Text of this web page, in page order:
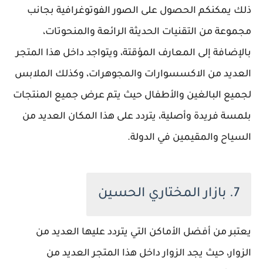
ذلك يمكنكم الحصول على الصور الفوتوغرافية بجانب
مجموعة من التقنيات الحديثة الرائعة والمنحوتات،
بالإضافة إلى المعارف المؤقتة، ويتواجد داخل هذا المتجر
العديد من الاكسسوارات والمجوهرات، وكذلك الملابس
لجميع البالغين والأطفال حيث يتم عرض جميع المنتجات
بلمسة فريدة وأصلية، يتردد على هذا المكان العديد من
السياح والمقيمين في الدولة.
7. بازار المختاري الحسين
يعتبر من أفضل الأماكن التي يتردد عليها العديد من
الزوار، حيث يجد الزوار داخل هذا المتجر العديد من